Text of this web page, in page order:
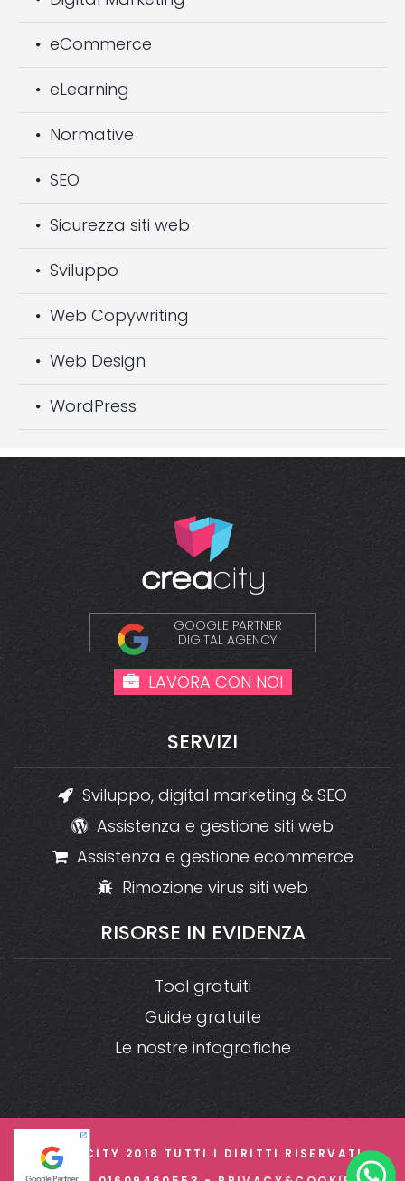
eCommerce
eLearning
Normative
SEO
Sicurezza siti web
Sviluppo
Web Copywriting
Web Design
WordPress
SERVIZI
Sviluppo, digital marketing & SEO
Assistenza e gestione siti web
Assistenza e gestione ecommerce
Rimozione virus siti web
GOOGLE PARTNER
DIGITAL AGENCY
LAVORA CON NOI
RISORSE IN EVIDENZA
Tool gratuiti
Guide gratuite
Le nostre infografiche
© CREACITY 2018 TUTTI I DIRITTI RISERVATI -